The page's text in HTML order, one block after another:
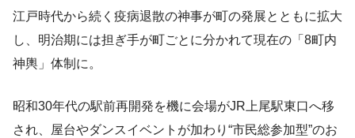
江戸時代から続く疫病退散の神事が町の発展とともに拡大
し、明治期には担ぎ手が町ごとに分かれて現在の「8町内
神輿」体制に。
昭和30年代の駅前再開発を機に会場がJR上尾駅東口へ移
され、屋台やダンスイベントが加わり“市民総参加型”のお